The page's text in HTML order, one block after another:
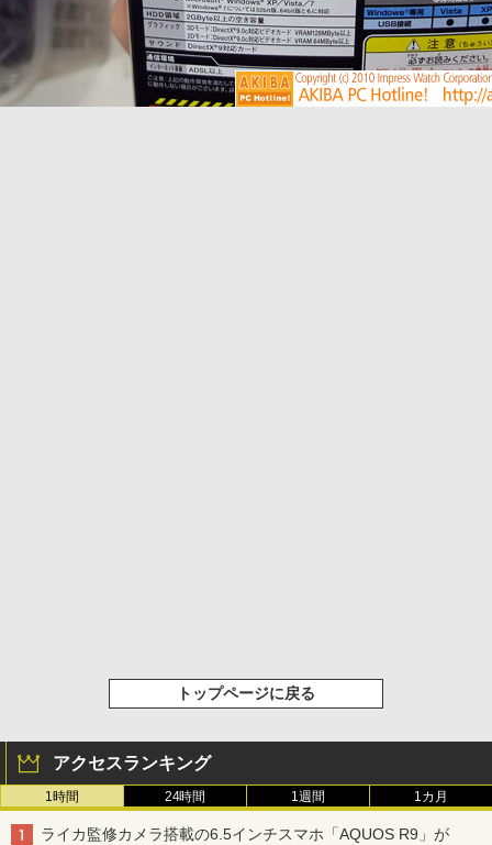
トップページに戻る
アクセスランキング
1時間 24時間 1週間 1カ月
ライカ監修カメラ搭載の6.5インチスマホ「AQUOS R9」が